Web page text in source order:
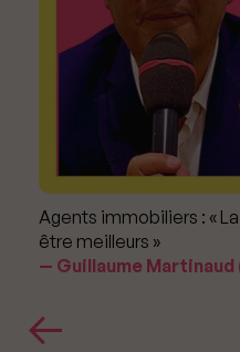
Agents immobiliers : «
être meilleurs »
Guillaume Martinaud